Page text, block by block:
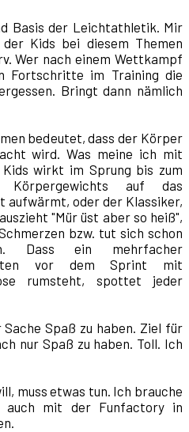
Basis der Leichtathletik. Mir
Kids bei diesem Themen
Wer nach einem Wettkampf
Fortschritte im Training die
Bringt dann nämlich
bedeutet, dass der Körper
wird. Was meine ich mit
wirkt im Sprung bis zum
Körpergewichts auf das
aufwärmt, oder der Klassiker,
"Mür üst aber so heiß",
bzw. tut sich schon
Dass ein mehrfacher
vor dem Sprint mit
rumsteht, spottet jeder
Spaß zu haben. Ziel für
nur Spaß zu haben. Toll. Ich
muss etwas tun. Ich brauche
mit der Funfactory in